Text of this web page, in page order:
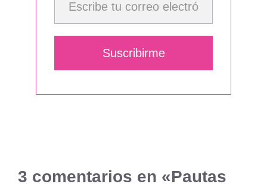
Suscribirme
3 comentarios en «Pautas